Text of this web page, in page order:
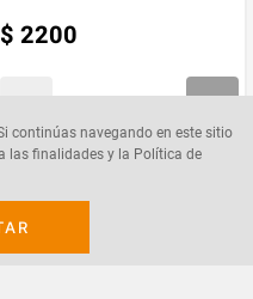
continúas navegando en este sitio
las finalidades y la Política de
$ 2200